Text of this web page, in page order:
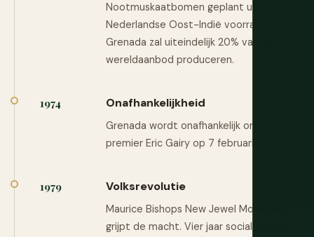
Nootmuskaatbomen geplant uit
Nederlandse Oost-Indië voorraad.
Grenada zal uiteindelijk 20% van het
wereldaanbod produceren.
1974 Onafhankelijkheid
Grenada wordt onafhankelijk onder
premier Eric Gairy op 7 februari.
1979 Volksrevolutie
Maurice Bishops New Jewel Movement
grijpt de macht. Vier jaar socialistische